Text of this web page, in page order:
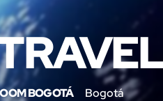
BOGOTÁ Bogotá